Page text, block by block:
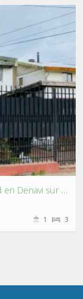
Se Vende Excelente Propiedad en Denavi sur Talcahuano.
3
1